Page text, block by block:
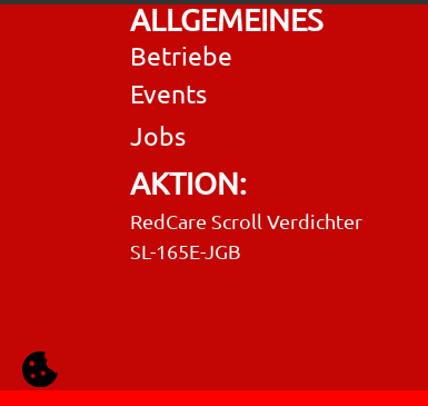
ALLGEMEINES
Betriebe
Events
Jobs
AKTION:
RedCare Scroll Verdichter
SL-165E-JGB